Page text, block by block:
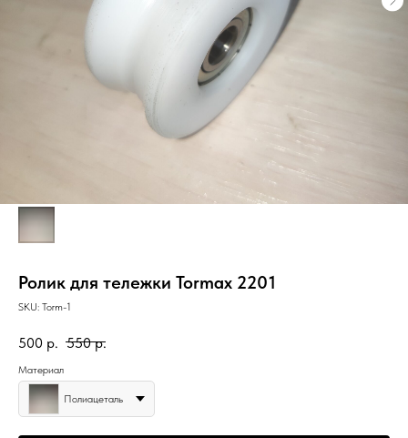
Ролик для тележки Tormax 2201
SKU: Torm-1
500 р. 550 р.
Материал
Полиацеталь